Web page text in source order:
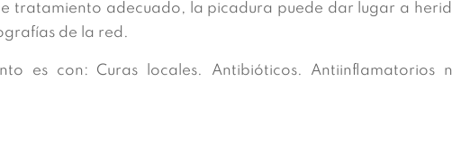
tratamiento adecuado, la picadura puede dar lugar a
de la red.
es con: Curas locales. Antibióticos. Antiinflamatorios